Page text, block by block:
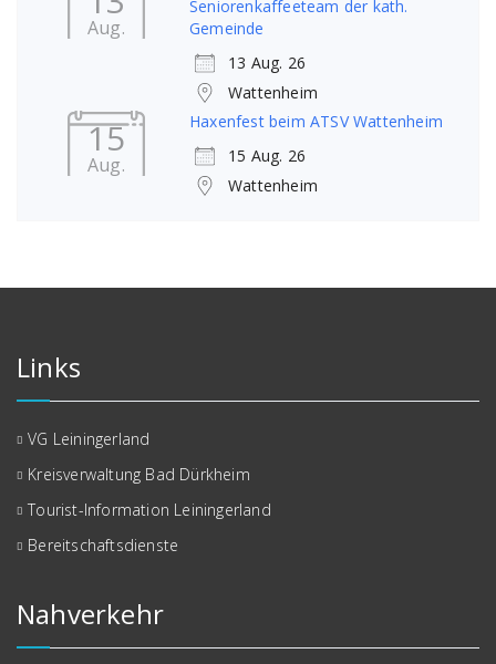
Aug.
Seniorenkaffeeteam der kath.
Gemeinde
13 Aug. 26
Wattenheim
15
Aug.
Haxenfest beim ATSV Wattenheim
15 Aug. 26
Wattenheim
Links
VG Leiningerland
Kreisverwaltung Bad Dürkheim
Tourist-Information Leiningerland
Bereitschaftsdienste
Nahverkehr